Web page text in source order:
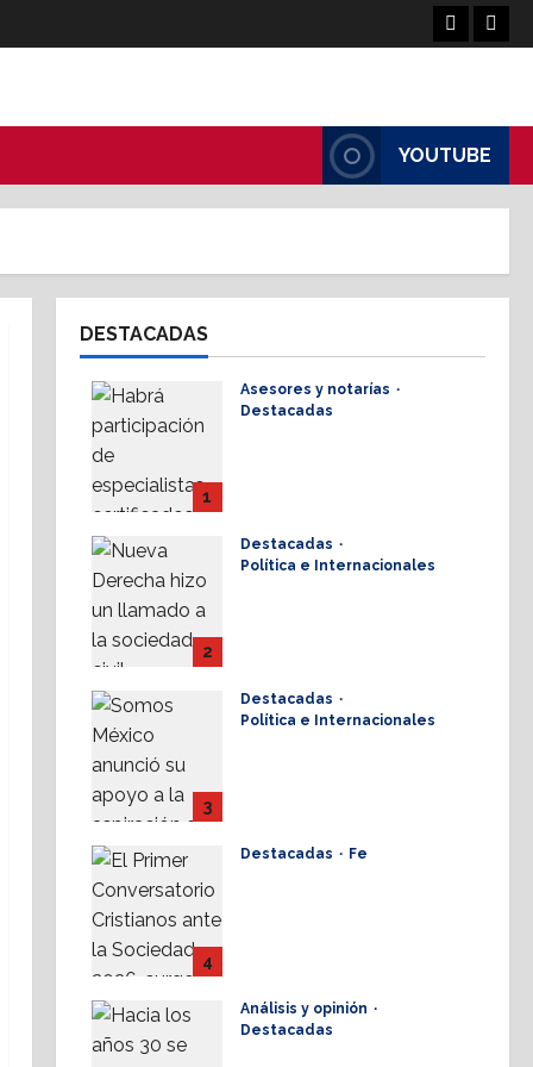
Facebook
YOUTUBE
DESTACADAS
1
Asesores y notarías
Destacadas
17 julio, 2026
2
Destacadas
Política e Internacionales
17 julio, 2026
3
Destacadas
Política e Internacionales
16 julio, 2026
4
Destacadas Fe
16 julio, 2026
Análisis y opinión
Destacadas